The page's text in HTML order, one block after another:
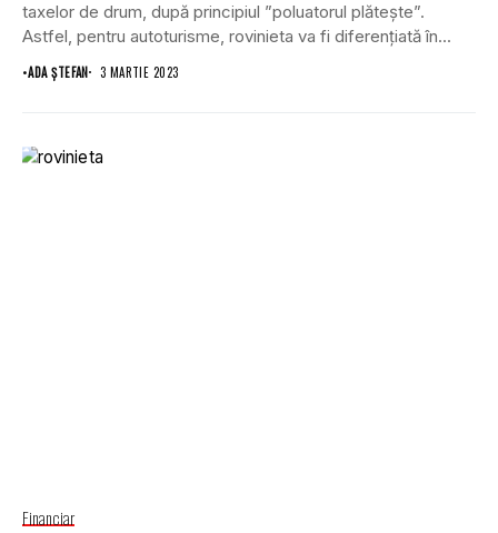
taxelor de drum, după principiul ”poluatorul plătește”.
Astfel, pentru autoturisme, rovinieta va fi diferențiată în...
•ADA ȘTEFAN 3 MARTIE 2023
Financiar